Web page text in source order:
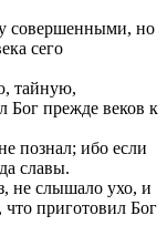
совершенными, но
сего
тайную,
Бог прежде веков к
познал; ибо если
славы.
не слышало ухо, и
что приготовил Бог